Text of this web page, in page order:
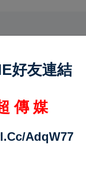
好友連結
傳 媒
adqW77